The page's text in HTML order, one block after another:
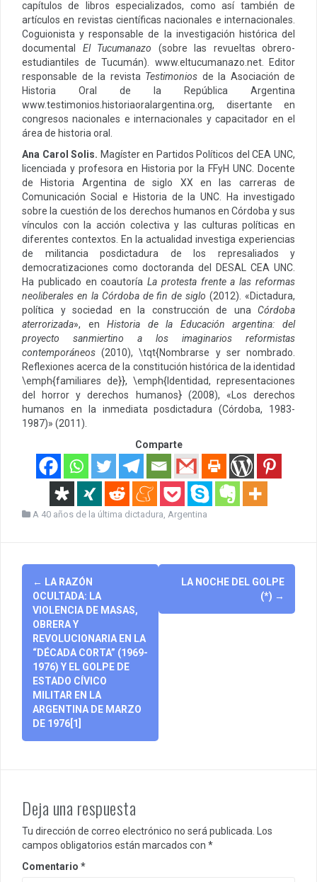
capítulos de libros especializados, como así también de
artículos en revistas científicas nacionales e internacionales.
Coguionista y responsable de la investigación histórica del
documental El Tucumanazo (sobre las revueltas obrero-
estudiantiles de Tucumán). www.eltucumanazo.net. Editor
responsable de la revista Testimonios de la Asociación de
Historia Oral de la República Argentina
www.testimonios.historiaoralargentina.org, disertante en
congresos nacionales e internacionales y capacitador en el
área de historia oral.
Ana Carol Solis. Magíster en Partidos Políticos del CEA UNC,
licenciada y profesora en Historia por la FFyH UNC. Docente
de Historia Argentina de siglo XX en las carreras de
Comunicación Social e Historia de la UNC. Ha investigado
sobre la cuestión de los derechos humanos en Córdoba y sus
vínculos con la acción colectiva y las culturas políticas en
diferentes contextos. En la actualidad investiga experiencias
de militancia posdictadura de los represaliados y
democratizaciones como doctoranda del DESAL CEA UNC.
Ha publicado en coautoríaLa protesta frente a las reformas
neoliberales en la Córdoba de fin de siglo (2012). «Dictadura,
política y sociedad en la construcción de una Córdoba
aterrorizada», enHistoria de la Educación argentina: del
proyecto sanmiertino a los imaginarios reformistas
contemporáneos (2010), \tqt{Nombrarse y ser nombrado.
Reflexiones acerca de la constitución histórica de la identidad
\emph{familiares de}}, \emph{Identidad, representaciones
del horror y derechos humanos} (2008), «Los derechos
humanos en la inmediata posdictadura (Córdoba, 1983-
1987)» (2011).
Comparte
A 40 años de la última dictadura Argentina
Post
navigation
← LA RAZÓN
OCULTADA: LA
VIOLENCIA DE MASAS,
OBRERA Y
REVOLUCIONARIA EN LA
“DÉCADA CORTA” (1969-
1976) Y EL GOLPE DE
ESTADO CÍVICO
MILITAR EN LA
ARGENTINA DE MARZO
DE 1976[1]
LA NOCHE DEL GOLPE
(*) →
Deja una respuesta
Tu dirección de correo electrónico no será publicada.
Los
campos obligatorios están marcados con *
Comentario *